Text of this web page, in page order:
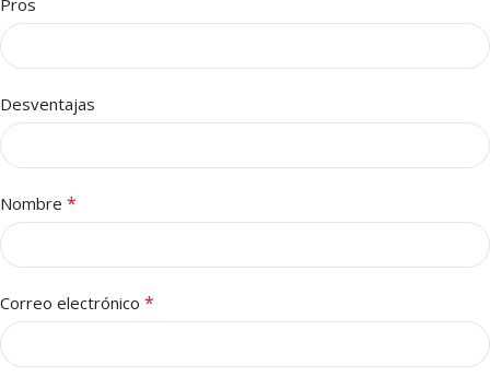
Desventajas
Nombre *
Correo electrónico *